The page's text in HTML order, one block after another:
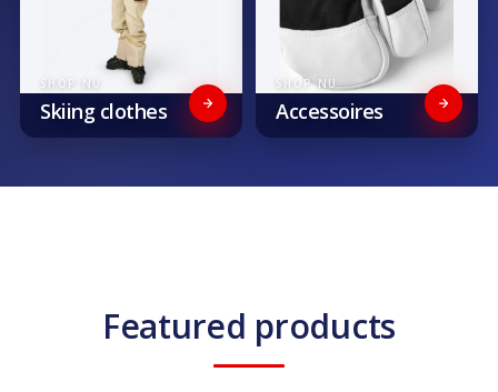
SHOP NU
Skiing clothes
SHOP NU
Accessoires
Featured products